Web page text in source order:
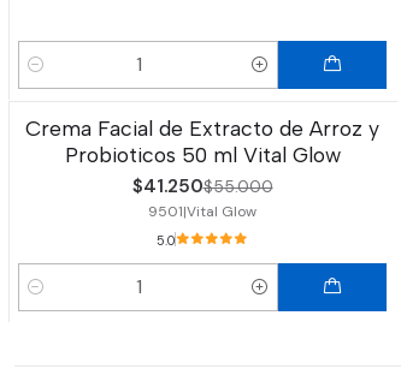
Cantidad
-25%OFF
Crema Facial de Extracto de Arroz y
Probioticos 50 ml Vital Glow
$41.250$55.000
9501|Vital Glow
5.0
Cantidad